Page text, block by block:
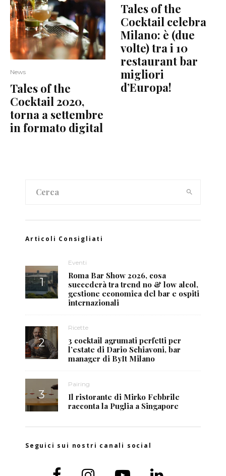
News
Tales of the
Cocktail 2020,
torna a settembre
in formato digital
Tales of the
Cocktail celebra
Milano: è (due
volte) tra i 10
restaurant bar
migliori
d’Europa!
Articoli Consigliati
Eventi
Roma Bar Show 2026, cosa
succederà tra trend no & low alcol,
gestione economica del bar e ospiti
internazionali
Ricette
3 cocktail agrumati perfetti per
l’estate di Dario Schiavoni, bar
manager di ByIt Milano
Pairing
Il ristorante di Mirko Febbrile
racconta la Puglia a Singapore
Seguici sui nostri canali social